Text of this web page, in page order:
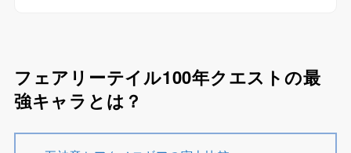
フェアリーテイル100年クエストの最
強キャラとは？